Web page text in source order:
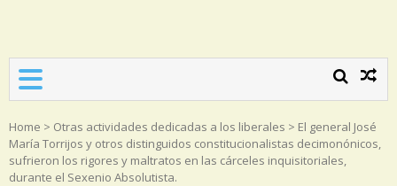
Home > Otras actividades dedicadas a los liberales > El general José
María Torrijos y otros distinguidos constitucionalistas decimonónicos,
sufrieron los rigores y maltratos en las cárceles inquisitoriales,
durante el Sexenio Absolutista.